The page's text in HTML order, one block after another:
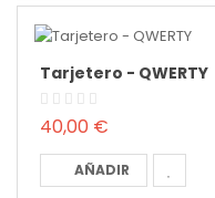
Tarjetero - QWERTY
40,00 €
AÑADIR